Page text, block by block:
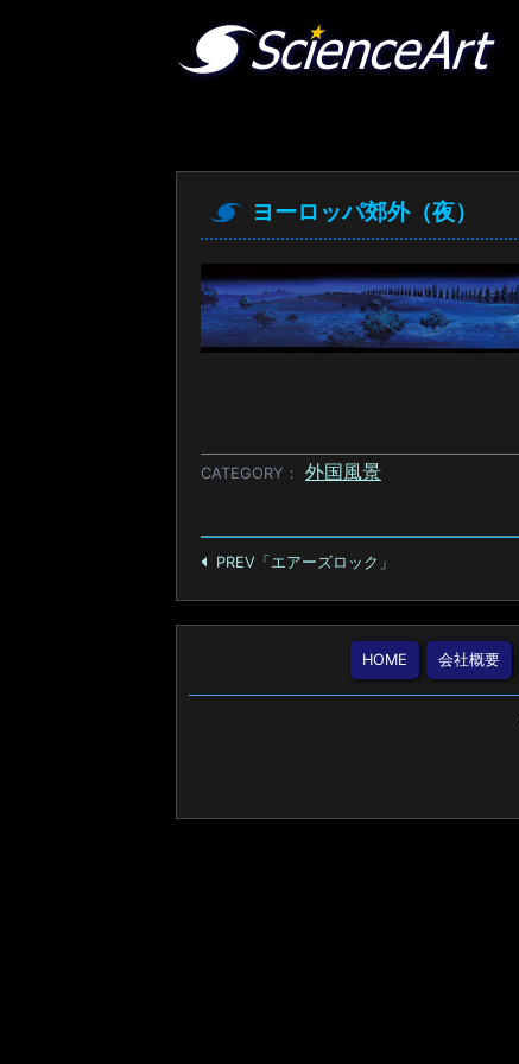
ヨーロッパ郊外（夜）
CATEGORY 外国風景
PREV「エアーズロック」
HOME 会社概要